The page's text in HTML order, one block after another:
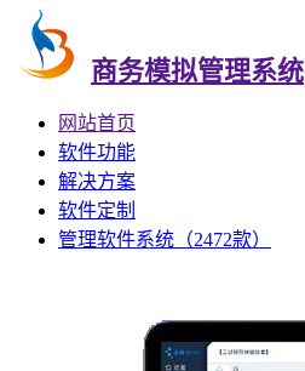
商务模拟管理系统
网站首页
软件功能
解决方案
软件定制
管理软件系统（2472款）